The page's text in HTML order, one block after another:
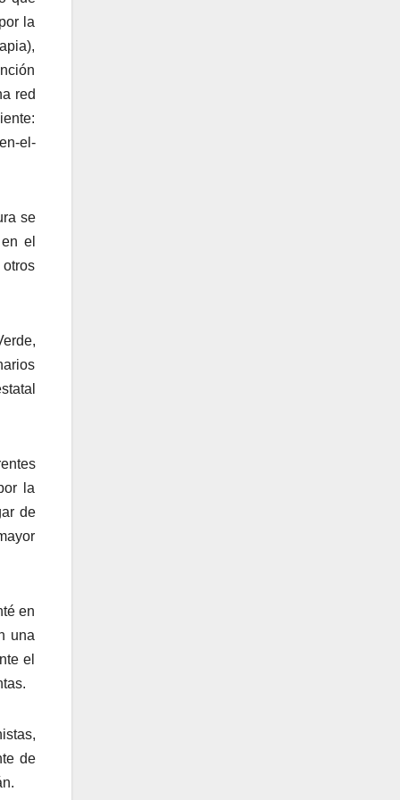
la
red
el-
se
el
la
de
en
una
el
de